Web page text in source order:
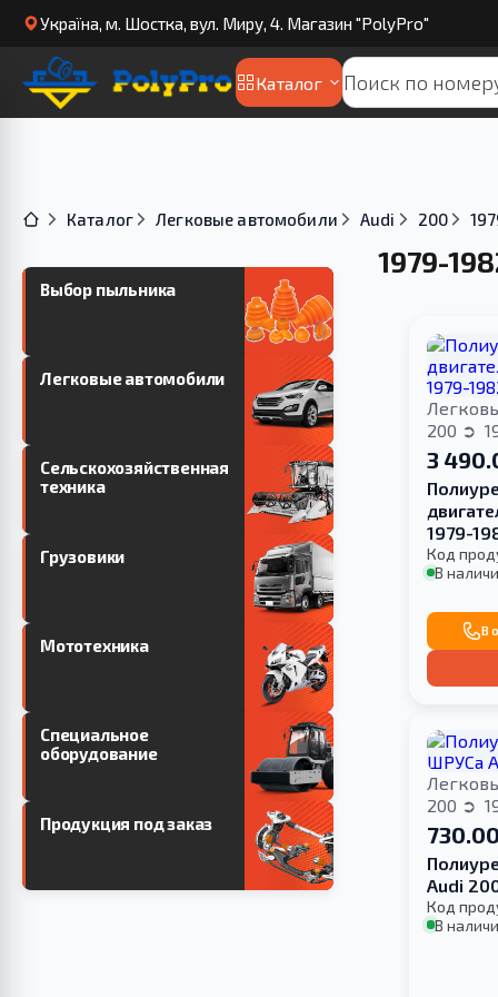
Українa, м. Шостка, вул. Миру, 4. Магазин "PolyPro"
Каталог
Каталог Легковые автомобили Audi 200
Выбор пыльника
Легковые автомобили
Сельскохозяйственная
техника
Грузовики
Мототехника
Специальное
оборудование
Продукция под заказ
1979-
200
3
1979-
Код
В
В
200
Audi
Код
В